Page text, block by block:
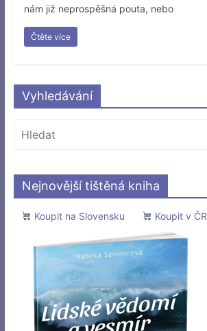
nám již neprospěšná pouta, nebo
Čtěte více
Vyhledávání
Nejnovější tištěná kniha
Koupit na Slovensku
Koupit v ČR